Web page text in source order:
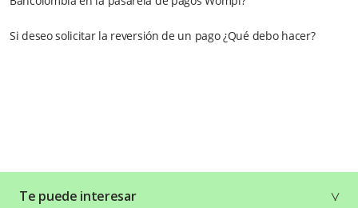
Si deseo solicitar la reversión de un pago ¿Qué debo hacer?
Te puede interesar